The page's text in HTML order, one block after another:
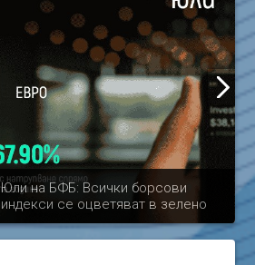
Юли на БФБ: Всички борсови
индекси се оцветяват в зелено